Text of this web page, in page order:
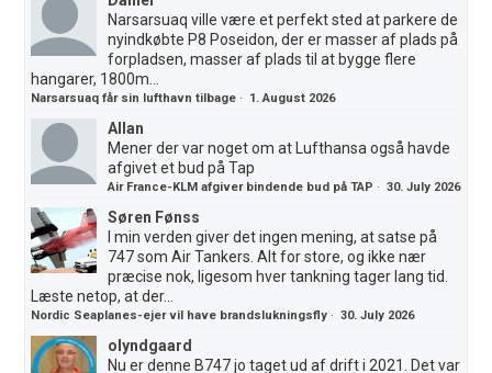
Narsarsuaq ville være et perfekt sted at parkere de
nyindkøbte P8 Poseidon, der er masser af plads på
forpladsen, masser af plads til at bygge flere
hangarer, 1800m...
Narsarsuaq får sin lufthavn tilbage · 1. August 2026
Allan
Mener der var noget om at Lufthansa også havde
afgivet et bud på Tap
Air France-KLM afgiver bindende bud på TAP ·30. July 2026
Søren Fønss
I min verden giver det ingen mening, at satse på
747 som Air Tankers. Alt for store, og ikke nær
præcise nok, ligesom hver tankning tager lang tid.
Læste netop, at der...
Nordic Seaplanes-ejer vil have brandslukningsfly ·30. July 2026
olyndgaard
Nu er denne B747 jo taget ud af drift i 2021. Det var